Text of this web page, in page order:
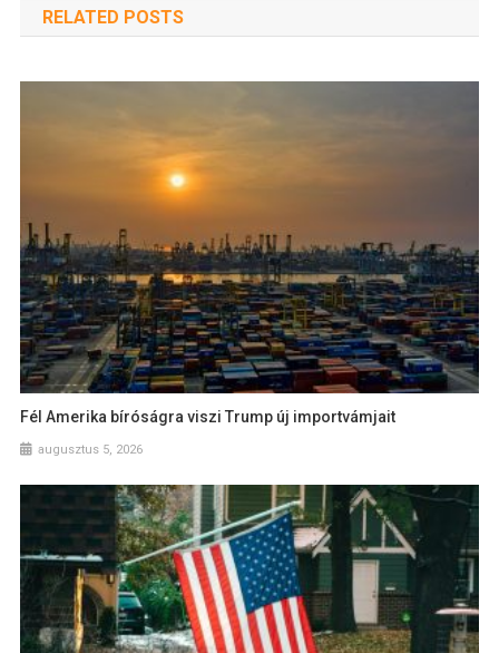
RELATED POSTS
Fél Amerika bíróságra viszi Trump új importvámjait
augusztus 5, 2026